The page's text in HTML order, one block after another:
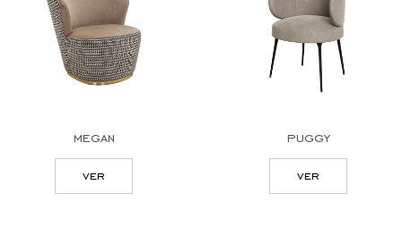
megan
ver
puggy
ver